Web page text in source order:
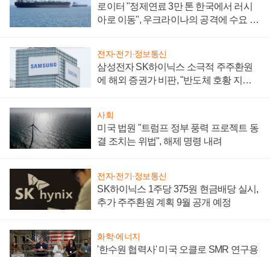
로이터 "정제연료 3만 톤 한국에서 러시
아로 이동", 우크라이나의 공격에 수요 늘
전자·전기·정보통신
삼성전자 SK하이닉스 소극적 주주환원
에 해외 증권가 비판, "반도체 호황 지속
사회
미국 법원 "트럼프 정부 풍력 프로젝트 동
결 조치는 위법", 해제 명령 내려
전자·전기·정보통신
SK하이닉스 1주당 375원 현금배당 실시,
추가 주주환원 계획 9월 공개 예정
화학·에너지
'한수원 협력사' 미국 오클로 SMR 연구용